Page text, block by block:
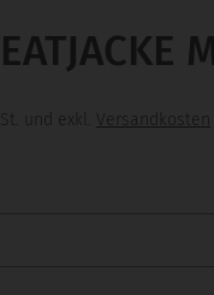
und exkl. Versandkosten